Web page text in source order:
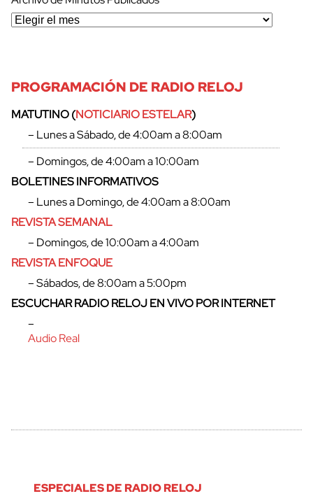
PROGRAMACIÓN DE RADIO RELOJ
MATUTINO (NOTICIARIO ESTELAR)
– Lunes a Sábado, de 4:00am a 8:00am
– Domingos, de 4:00am a 10:00am
BOLETINES INFORMATIVOS
– Lunes a Domingo, de 4:00am a 8:00am
REVISTA SEMANAL
– Domingos, de 10:00am a 4:00am
REVISTA ENFOQUE
– Sábados, de 8:00am a 5:00pm
ESCUCHAR RADIO RELOJ EN VIVO POR INTERNET
–
Audio Real
ESPECIALES DE RADIO RELOJ